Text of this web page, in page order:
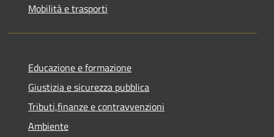
Mobilità e trasporti
Educazione e formazione
Giustizia e sicurezza pubblica
Tributi,finanze e contravvenzioni
Ambiente